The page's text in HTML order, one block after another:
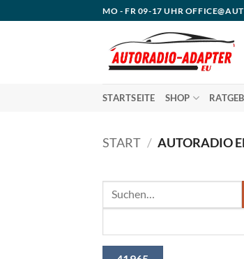
Inhalt
MO - FR 09-17 UHR
STARTSEITE SHOP
START / AUTORADIO